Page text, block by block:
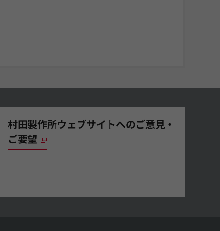
村田製作所ウェブサイトへのご意見・
ご要望